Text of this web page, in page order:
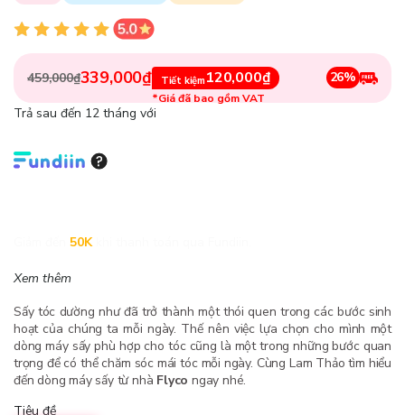
459,000₫339,000₫ Tiết kiệm120,000₫
*Giá đã bao gồm VAT
26%
Trả sau đến 12 tháng với
50K
Xem thêm
Sấy tóc dường như đã trở thành một thói quen trong các bước sinh
hoạt của chúng ta mỗi ngày. Thế nên việc lựa chọn cho mình một
dòng máy sấy phù hợp cho tóc cũng là một trong những bước quan
trọng để có thể chăm sóc mái tóc mỗi ngày. Cùng Lam Thảo tìm hiểu
đến dòng máy sấy từ nhà Flyco ngay nhé.
Tiêu đề